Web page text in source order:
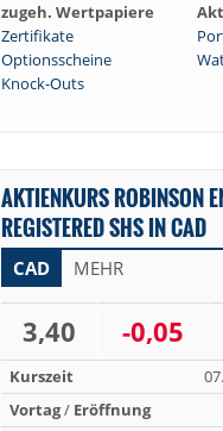
zugeh. Wertpapiere
Zertifikate
Optionsscheine
Knock-Outs
AKTIENKURS ROBINSON
REGISTERED SHS IN CAD
CAD MEHR
3,40 -0,05
Kurszeit
Vortag/ Eröffnung